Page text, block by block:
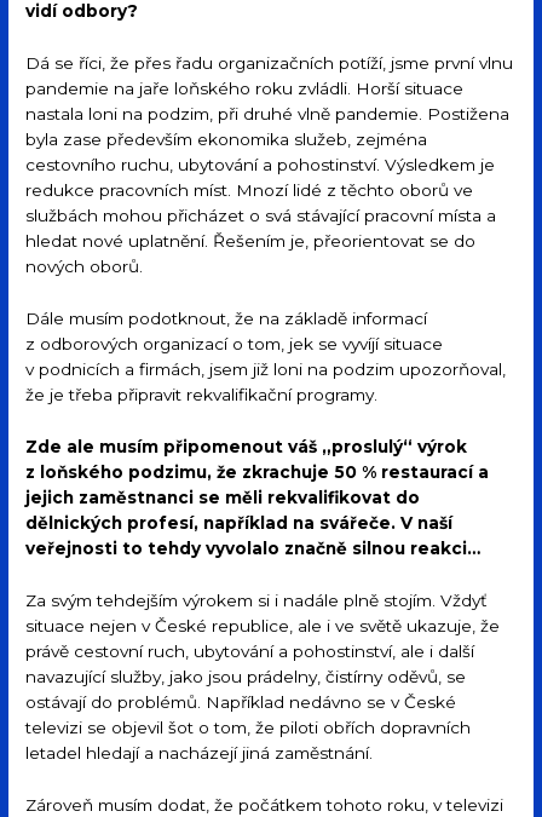
vidí odbory?
Dá se říci, že přes řadu organizačních potíží, jsme první vlnu
pandemie na jaře loňského roku zvládli. Horší situace
nastala loni na podzim, při druhé vlně pandemie. Postižena
byla zase především ekonomika služeb, zejména
cestovního ruchu, ubytování a pohostinství. Výsledkem je
redukce pracovních míst. Mnozí lidé z těchto oborů ve
službách mohou přicházet o svá stávající pracovní místa a
hledat nové uplatnění. Řešením je, přeorientovat se do
nových oborů.
Dále musím podotknout, že na základě informací
z odborových organizací o tom, jek se vyvíjí situace
v podnicích a firmách, jsem již loni na podzim upozorňoval,
že je třeba připravit rekvalifikační programy.
Zde ale musím připomenout váš „proslulý“ výrok
z loňského podzimu, že zkrachuje 50 % restaurací a
jejich zaměstnanci se měli rekvalifikovat do
dělnických profesí, například na svářeče. V naší
veřejnosti to tehdy vyvolalo značně silnou reakci…
Za svým tehdejším výrokem si i nadále plně stojím. Vždyť
situace nejen v České republice, ale i ve světě ukazuje, že
právě cestovní ruch, ubytování a pohostinství, ale i další
navazující služby, jako jsou prádelny, čistírny oděvů, se
ostávají do problémů. Například nedávno se v České
televizi se objevil šot o tom, že piloti obřích dopravních
letadel hledají a nacházejí jiná zaměstnání.
Zároveň musím dodat, že počátkem tohoto roku, v televizi